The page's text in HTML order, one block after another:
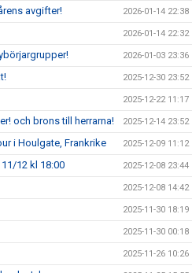
avgifter! 2026-01-14 22:38
2026-01-14 22:32
2026-01-03 23:36
2025-12-30 23:52
2025-12-22 11:17
och brons till herrarna! 2025-12-14 23:52
i Houlgate, Frankrike 2025-12-09 11:12
12 kl 18:00 2025-12-08 23:44
2025-12-08 14:42
2025-11-30 18:19
2025-11-30 00:18
2025-11-26 10:26